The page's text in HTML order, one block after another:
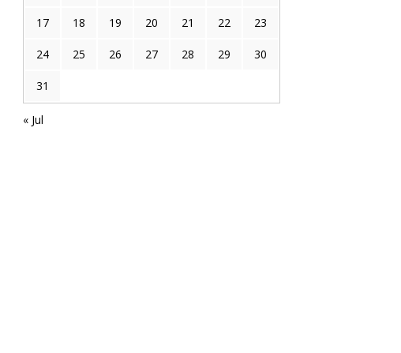
17 18 19 20 21 22 23
24 25 26 27 28 29 30
31
« Jul